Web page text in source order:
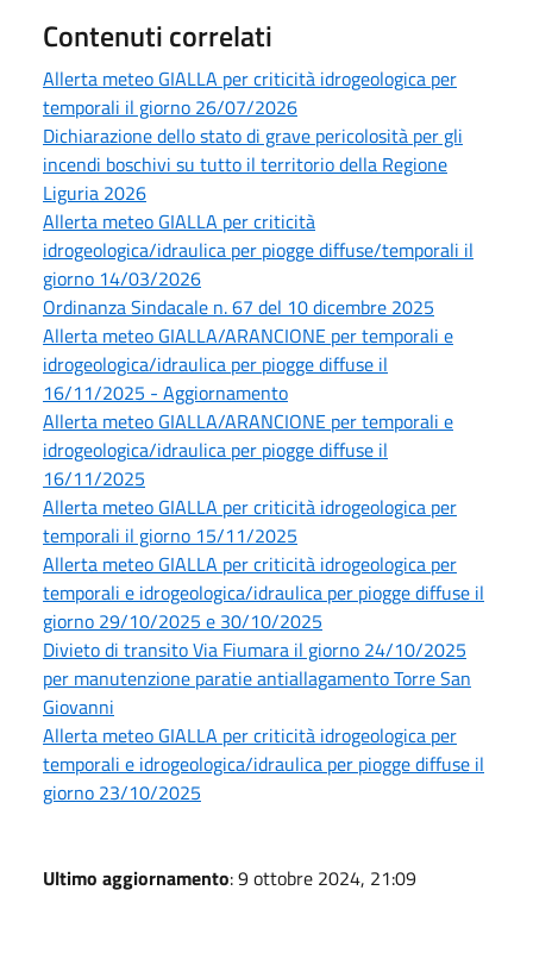
Contenuti correlati
Allerta meteo GIALLA per criticità idrogeologica per
temporali il giorno 26/07/2026
Dichiarazione dello stato di grave pericolosità per gli
incendi boschivi su tutto il territorio della Regione
Liguria 2026
Allerta meteo GIALLA per criticità
idrogeologica/idraulica per piogge diffuse/temporali il
giorno 14/03/2026
Ordinanza Sindacale n. 67 del 10 dicembre 2025
Allerta meteo GIALLA/ARANCIONE per temporali e
idrogeologica/idraulica per piogge diffuse il
16/11/2025 - Aggiornamento
Allerta meteo GIALLA/ARANCIONE per temporali e
idrogeologica/idraulica per piogge diffuse il
16/11/2025
Allerta meteo GIALLA per criticità idrogeologica per
temporali il giorno 15/11/2025
Allerta meteo GIALLA per criticità idrogeologica per
temporali e idrogeologica/idraulica per piogge diffuse il
giorno 29/10/2025 e 30/10/2025
Divieto di transito Via Fiumara il giorno 24/10/2025
per manutenzione paratie antiallagamento Torre San
Giovanni
Allerta meteo GIALLA per criticità idrogeologica per
temporali e idrogeologica/idraulica per piogge diffuse il
giorno 23/10/2025
Ultimo aggiornamento: 9 ottobre 2024, 21:09